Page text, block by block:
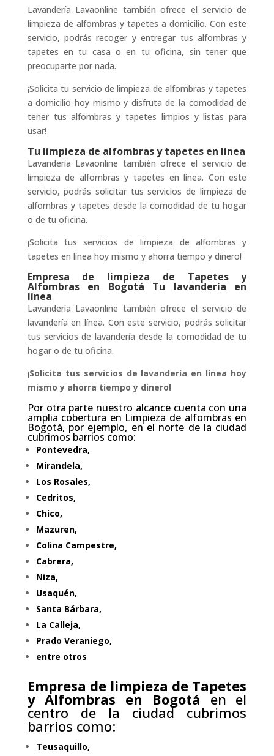
Lavandería Lavaonline también ofrece el servicio de
limpieza de alfombras y tapetes a domicilio. Con este
servicio, podrás recoger y entregar tus alfombras y
tapetes en tu casa o en tu oficina, sin tener que
preocuparte por nada.
¡Solicita tu servicio de limpieza de alfombras y tapetes
a domicilio hoy mismo y disfruta de la comodidad de
tener tus alfombras y tapetes limpios y listas para
usar!
Tu limpieza de alfombras y tapetes en línea
Lavandería Lavaonline también ofrece el servicio de
limpieza de alfombras y tapetes en línea. Con este
servicio, podrás solicitar tus servicios de limpieza de
alfombras y tapetes desde la comodidad de tu hogar
o de tu oficina.
¡Solicita tus servicios de limpieza de alfombras y
tapetes en línea hoy mismo y ahorra tiempo y dinero!
Empresa de limpieza de Tapetes y
Alfombras en Bogotá Tu lavandería en
línea
Lavandería Lavaonline también ofrece el servicio de
lavandería en línea. Con este servicio, podrás solicitar
tus servicios de lavandería desde la comodidad de tu
hogar o de tu oficina.
¡Solicita tus servicios de lavandería en línea hoy
mismo y ahorra tiempo y dinero!
Por otra parte nuestro alcance cuenta con una
amplia cobertura en Limpieza de alfombras en
Bogotá, por ejemplo, en el norte de la ciudad
cubrimos barrios como:
Pontevedra,
Mirandela,
Los Rosales,
Cedritos,
Chico,
Mazuren,
Colina Campestre,
Cabrera,
Niza,
Usaquén,
Santa Bárbara,
La Calleja,
Prado Veraniego,
entre otros
Empresa de limpieza de Tapetes
y Alfombras en Bogotá en el
centro de la ciudad cubrimos
barrios como:
Teusaquillo,